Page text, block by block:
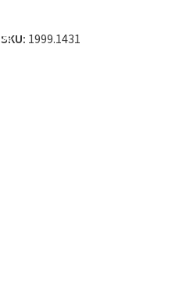
SKU: 1999.1431